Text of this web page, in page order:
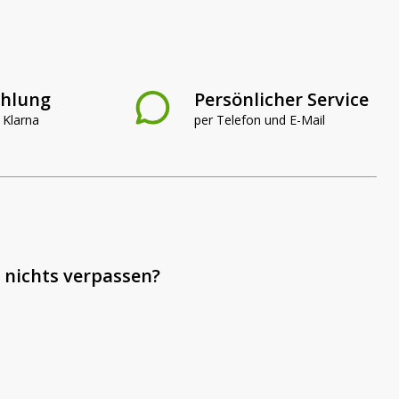
Persönlicher Service
per Telefon und E-Mail
verpassen?